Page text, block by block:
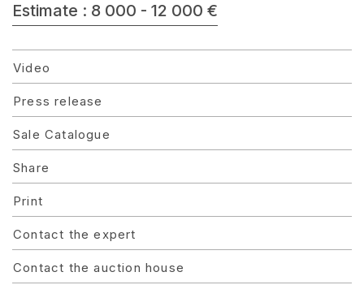
Estimate : 8 000 - 12 000 €
Video
Press release
Sale Catalogue
Share
Print
Contact the expert
Contact the auction house